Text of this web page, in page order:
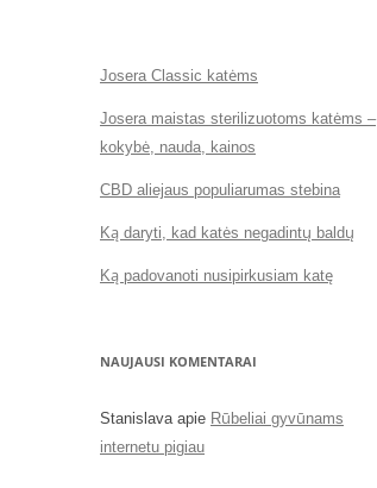
Josera Classic katėms
Josera maistas sterilizuotoms katėms –
kokybė, nauda, kainos
CBD aliejaus populiarumas stebina
Ką daryti, kad katės negadintų baldų
Ką padovanoti nusipirkusiam katę
NAUJAUSI KOMENTARAI
Stanislavaapie Rūbeliai gyvūnams
internetu pigiau